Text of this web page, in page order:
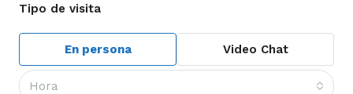
Tipo de visita
En persona Video Chat
Hora